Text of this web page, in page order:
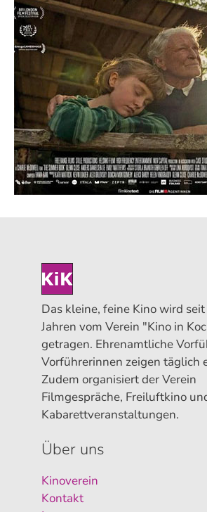
Das kleine, feine Kino wird
Jahren vom Verein "Kino in
getragen. Ehrenamtliche
Vorführerinnen zeigen täglich
Zudem organisiert der Verein
Filmgespräche, Freiluftkino
Kabarettveranstaltungen.
Über uns
Kinoverein
Kontakt